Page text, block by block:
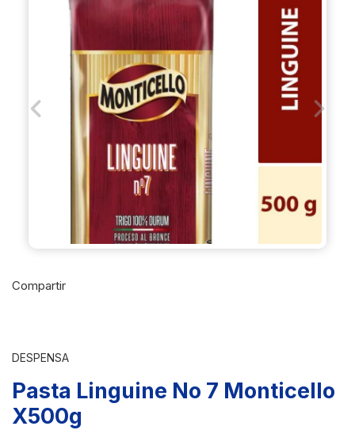
Previous Next
Compartir
DESPENSA
Pasta Linguine No 7 Monticello
X500g